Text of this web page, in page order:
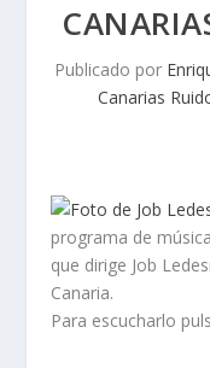
Publicado por
Canarias
programa de
que dirige Job
Canaria.
Para escucharlo